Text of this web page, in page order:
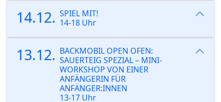
14.12. SPIEL MIT!
14-18 Uhr
13.12. BACKMOBIL OPEN OFEN:
SAUERTEIG SPEZIAL – MINI-
WORKSHOP VON EINER
ANFÄNGERIN FÜR
ANFÄNGER:INNEN
13-17 Uhr